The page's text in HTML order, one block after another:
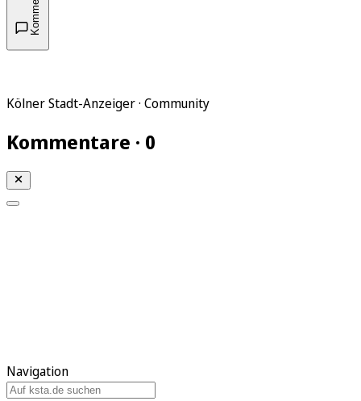
Kölner Stadt-Anzeiger · Community
Kommentare · 0
Navigation